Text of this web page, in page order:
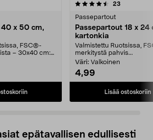
40 x 50 cm,
FSC®-
– 30x40 cm:n
23
Passepartout
Passepartout 18 x 24
kartonkia
Valmistettu Ruotsissa,
merkitystä pahvis...
Väri: Valkoinen
4,99
Lisää ostoskoriin
4.5 viidestä
epätavallisen edullisesti